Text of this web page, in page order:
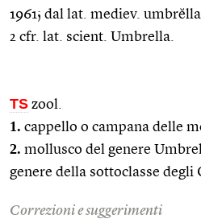
1961; dal lat. mediev.
2 cfr. lat. scient. Umbrella.
TS zool.
1. cappello o campana delle
2. mollusco del genere
genere della sottoclasse degli
Correzioni e suggerimenti